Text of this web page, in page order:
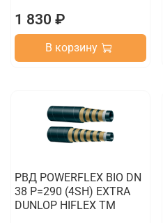
1 830 ₽
В корзину
РВД POWERFLEX BIO DN
38 P=290 (4SH) EXTRA
DUNLOP HIFLEX TM